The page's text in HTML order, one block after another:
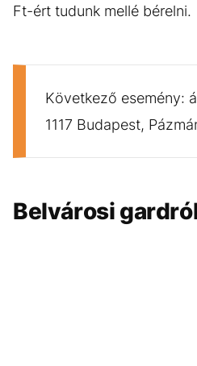
Ft-ért tudunk mellé bérelni.
Következő esemény:
1117 Budapest,
Belvárosi